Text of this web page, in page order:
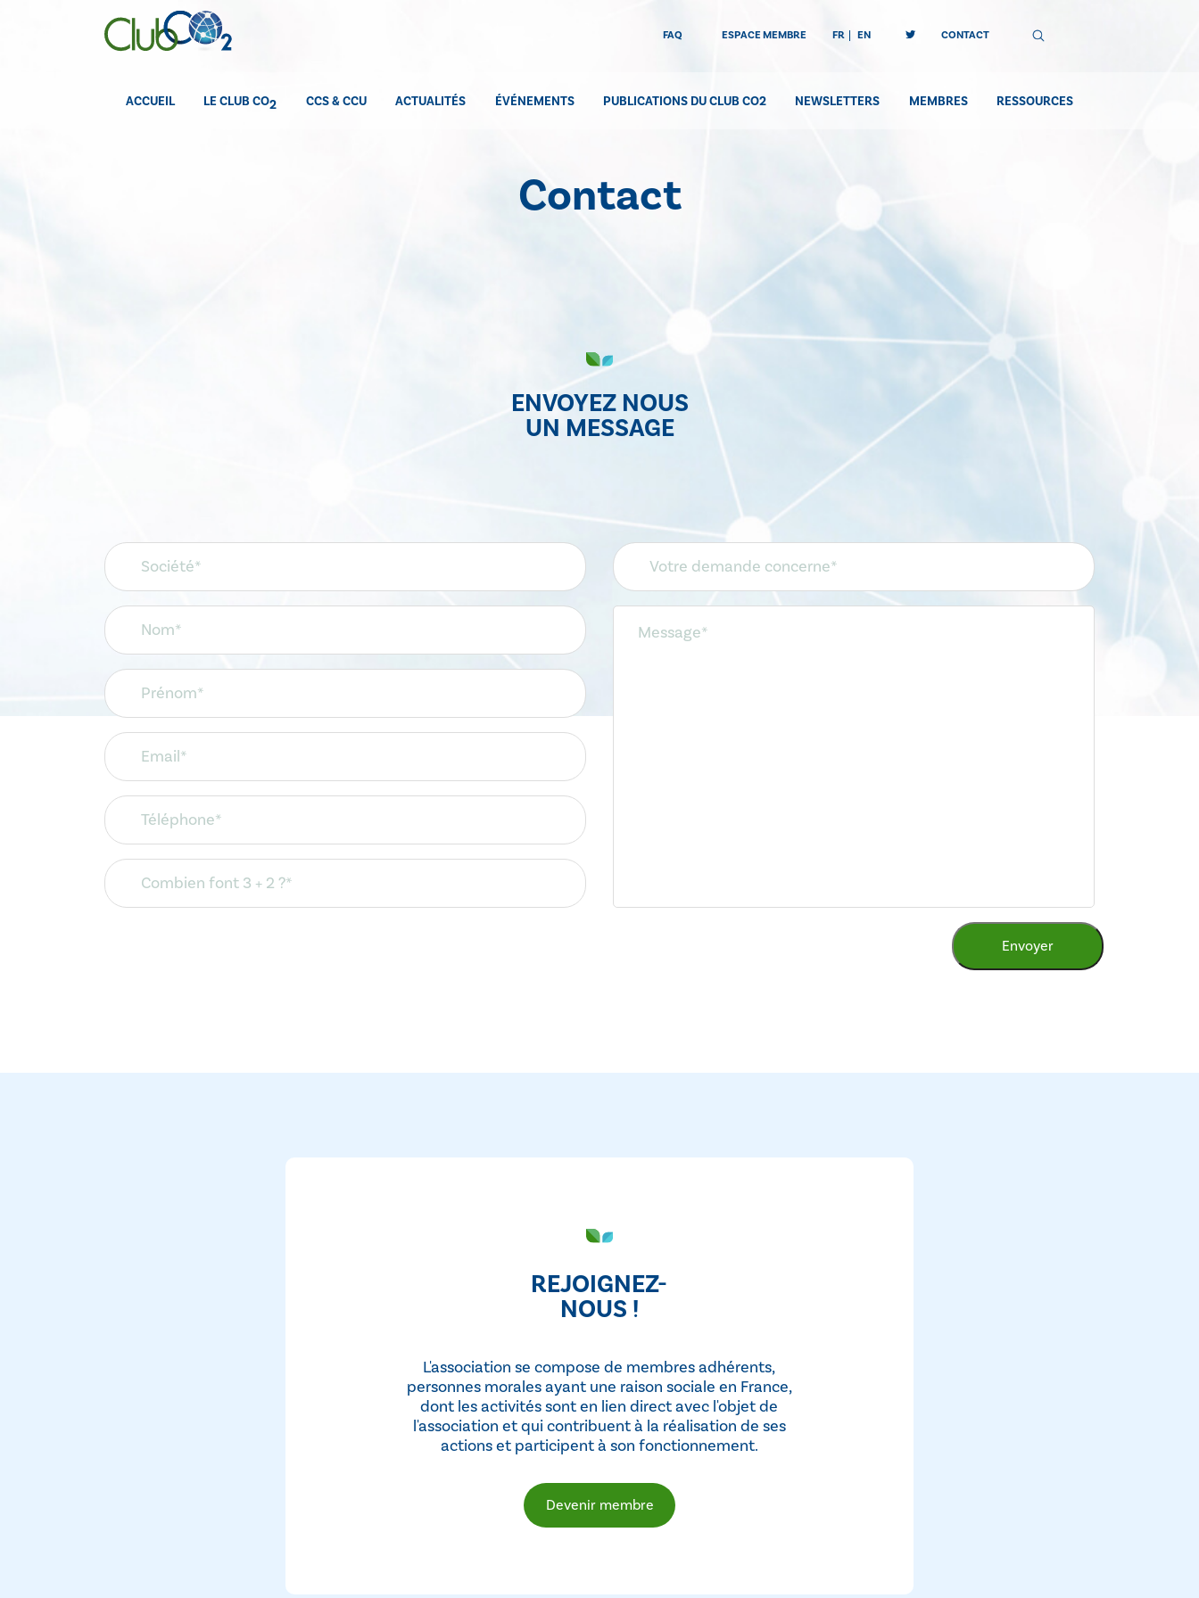
FAQ ESPACE MEMBRE FR EN CONTACT
ACCUEIL LE CLUB CO2 CCS & CCU ACTUALITÉS ÉVÉNEMENTS PUBLICATIONS DU CLUB CO2 NEWSLETTERS MEMBRES RESSOURCES
Contact
ENVOYEZ NOUS
UN MESSAGE
REJOIGNEZ-
NOUS !
L'association se compose de membres adhérents,
personnes morales ayant une raison sociale en France,
dont les activités sont en lien direct avec l'objet de
l'association et qui contribuent à la réalisation de ses
actions et participent à son fonctionnement.
Devenir membre